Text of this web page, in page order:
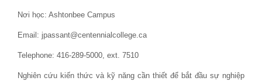
Nơi học: Ashtonbee Campus
Email: jpassant@centennialcollege.ca
Telephone: 416-289-5000, ext. 7510
Nghiên cứu kiến ​​thức và kỹ năng cần thiết để bắt đầu sự nghiệp